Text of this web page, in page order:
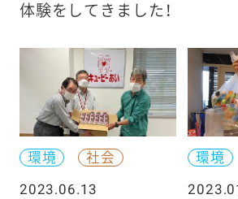
体験をしてきました！
環境
社会
2023.06.13
環境